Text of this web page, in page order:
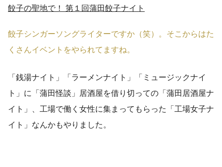
餃子の聖地で！ 第１回蒲田餃子ナイト
餃子シンガーソングライターですか（笑）。そこからはた
くさんイベントをやられてますね。
「銭湯ナイト」「ラーメンナイト」「ミュージックナイ
ト」に「蒲田怪談」居酒屋を借り切っての「蒲田居酒屋ナ
イト」、工場で働く女性に集まってもらった「工場女子ナ
イト」なんかもやりました。